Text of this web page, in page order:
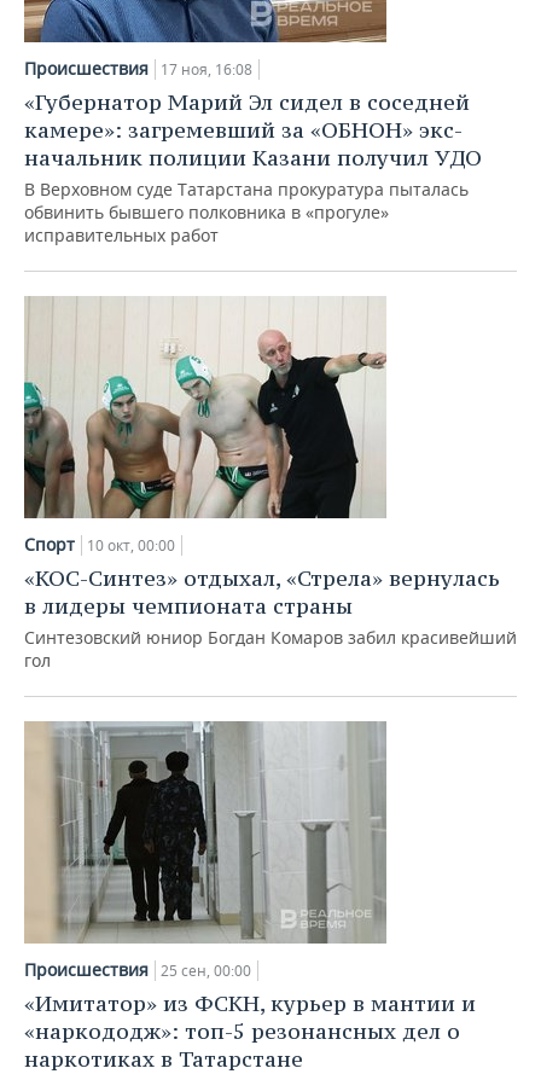
Происшествия 17 ноя, 16:08
«Губернатор Марий Эл сидел в соседней
камере»: загремевший за «ОБНОН» экс-
начальник полиции Казани получил УДО
В Верховном суде Татарстана прокуратура пыталась
обвинить бывшего полковника в «прогуле»
исправительных работ
Спорт 10 окт, 00:00
«КОС-Синтез» отдыхал, «Стрела» вернулась
в лидеры чемпионата страны
Синтезовский юниор Богдан Комаров забил красивейший
гол
Происшествия 25 сен, 00:00
«Имитатор» из ФСКН, курьер в мантии и
«наркододж»: топ-5 резонансных дел о
наркотиках в Татарстане